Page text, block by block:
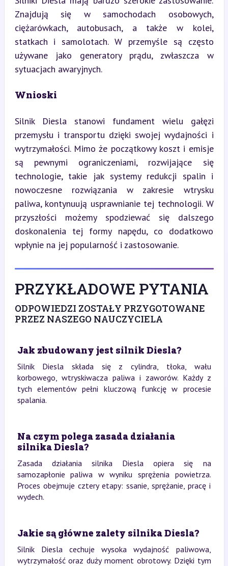
Znajdują się w samochodach osobowych,
ciężarówkach, autobusach, a także w kolei,
statkach i samolotach. W przemyśle są często
używane jako generatory prądu, zwłaszcza w
sytuacjach awaryjnych.
Wnioski
Silnik Diesla stanowi fundament wielu gałęzi
przemysłu i transportu dzięki swojej wydajności i
wytrzymałości. Mimo że początkowy koszt i emisje
są pewnymi ograniczeniami, rozwijające się
technologie, takie jak systemy redukcji spalin i
nowoczesne rozwiązania w zakresie wtrysku
paliwa, kontynuują usprawnianie tej technologii. W
przyszłości możemy spodziewać się dalszego
doskonalenia tej formy napędu, co dodatkowo
wpłynie na jej popularność i zastosowanie.
PRZYKŁADOWE PYTANIA
ODPOWIEDZI ZOSTAŁY PRZYGOTOWANE
PRZEZ NASZEGO NAUCZYCIELA
Jak zbudowany jest silnik Diesla?
Silnik Diesla składa się z cylindra, tłoka, wału
korbowego, wtryskiwacza paliwa i zaworów. Każdy z
tych elementów pełni kluczową funkcję w procesie
spalania.
Na czym polega zasada działania
silnika Diesla?
Zasada działania silnika Diesla opiera się na
samozapłonie paliwa w wyniku sprężenia powietrza.
Proces obejmuje cztery etapy: ssanie, sprężanie, pracę i
wydech.
Jakie są główne zalety silnika Diesla?
Silnik Diesla cechuje wysoka wydajność paliwowa,
wytrzymałość oraz duży moment obrotowy. Dzięki tym